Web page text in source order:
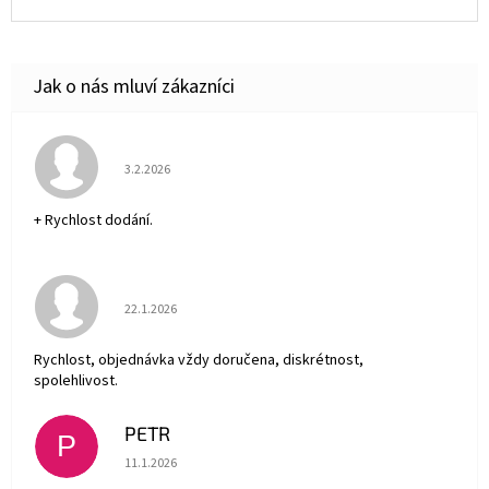
Hodnocení obchodu je 5 z 5 hvězdiček.
3.2.2026
+ Rychlost dodání.
Hodnocení obchodu je 5 z 5 hvězdiček.
22.1.2026
Rychlost, objednávka vždy doručena, diskrétnost,
spolehlivost.
P PETR
Hodnocení obchodu je 5 z 5 hvězdiček.
11.1.2026